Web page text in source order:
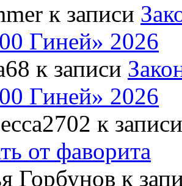
к записи
Гиней» 2026
к записи
Гиней» 2026
к
от фаворита
Горбунов к